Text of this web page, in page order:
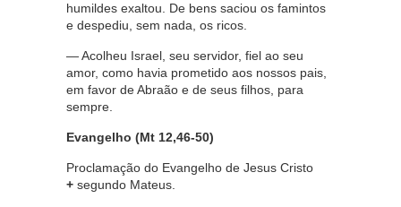
humildes exaltou. De bens saciou os famintos
e despediu, sem nada, os ricos.
— Acolheu Israel, seu servidor, fiel ao seu
amor, como havia prometido aos nossos pais,
em favor de Abraão e de seus filhos, para
sempre.
Evangelho (Mt 12,46-50)
Proclamação do Evangelho de Jesus Cristo
+ segundo Mateus.